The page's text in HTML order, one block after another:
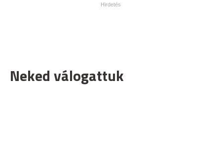
Neked válogattuk